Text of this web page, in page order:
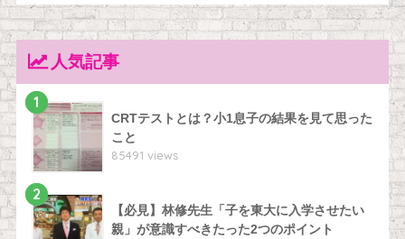
人気記事
1
CRTテストとは？小1息子の結果を見て思った
こと
85491 views
2
【必見】林修先生「子を東大に入学させたい
親」が意識すべきたった2つのポイント